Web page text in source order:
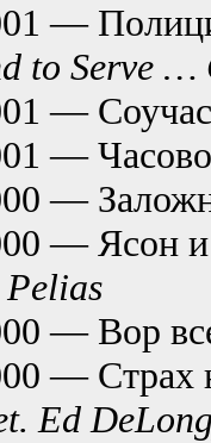
—
to Serve …
—
—
—
— Ясон
— Вор
— Страх
Ed